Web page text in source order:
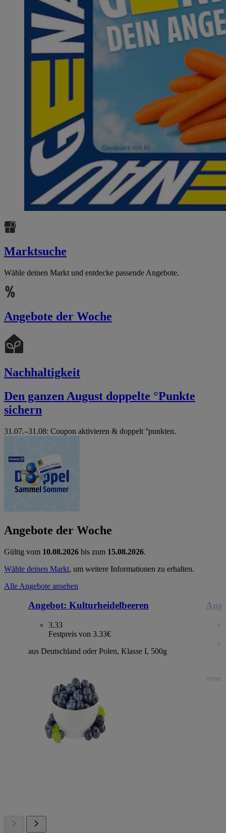
Marktsuche
Wähle deinen Markt und entdecke passende Angebote.
Angebote der Woche
Nachhaltigkeit
Den ganzen August doppelte °Punkte
sichern
31.07.–31.08: Coupon aktivieren & doppelt °punkten.
Angebote der Woche
Gültig vom 10.08.2026 bis zum 15.08.2026.
Wähle deinen Markt, um weitere Informationen zu erhalten.
Alle Angebote ansehen
Angebot: Kulturheidelbeeren
3.33
Festpreis von 3.33€
aus Deutschland oder Polen, Klasse I, 500g